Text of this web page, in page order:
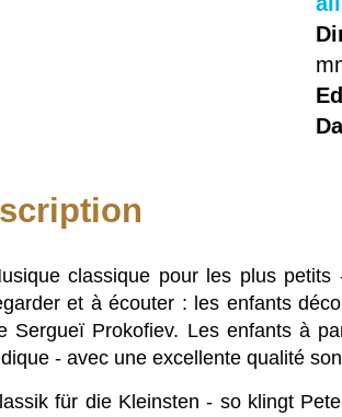
classique pour les plus
et à écouter : les enfants
Sergueï Prokofiev. Les enfants à
- avec une excellente qualité
für die Kleinsten - so klingt